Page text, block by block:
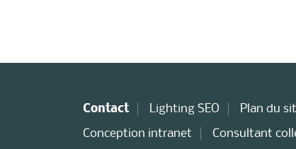
Contact Lighting SEO Plan du
Conception intranet
Consultant